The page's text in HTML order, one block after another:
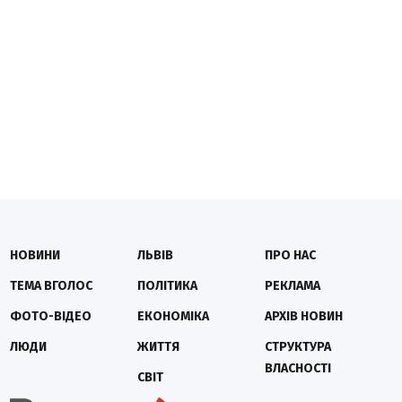
НОВИНИ
ТЕМА ВГОЛОС
ФОТО-ВІДЕО
ЛЮДИ
ЛЬВІВ
ПОЛІТИКА
ЕКОНОМІКА
ЖИТТЯ
СВІТ
ПРО НАС
РЕКЛАМА
АРХІВ НОВИН
СТРУКТУРА
ВЛАСНОСТІ